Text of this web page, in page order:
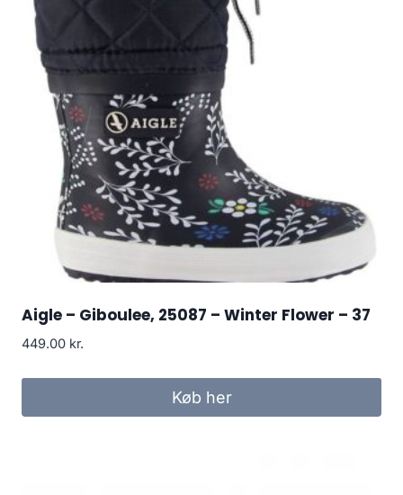
Aigle – Giboulee, 25087 – Winter Flower – 37
449.00 kr.
Køb her